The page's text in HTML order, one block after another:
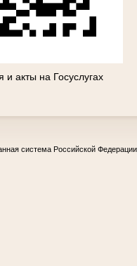
акты на Госуслугах
система Российской